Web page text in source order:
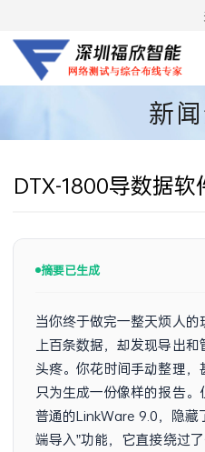
新
DTX-1800导数据
摘要已生成
当你终于做完一整天烦人
上百条数据，却发现导出
头疼。你花时间手动整理，
只为生成一份像样的报告
普通的LinkWare 9.0，隐藏
端导入”功能，它直接绕过